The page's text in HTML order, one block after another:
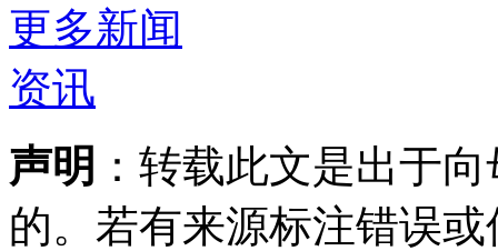
声明 ：转载此文是出于
的。若有来源标注错误